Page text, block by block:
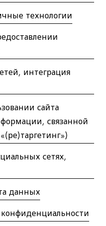
технологии
интеграция
сайта
связанной
сетях,
данных